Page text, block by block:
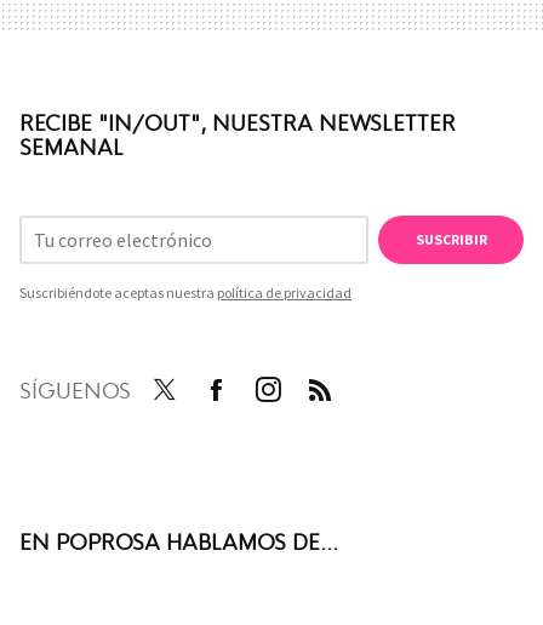
RECIBE "IN/OUT", NUESTRA NEWSLETTER
SEMANAL
SUSCRIBIR
Suscribiéndote aceptas nuestra política de privacidad
SÍGUENOS
EN POPROSA HABLAMOS DE...